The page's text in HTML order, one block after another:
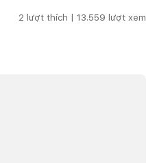
2 lượt thích | 13.559 lượt xem